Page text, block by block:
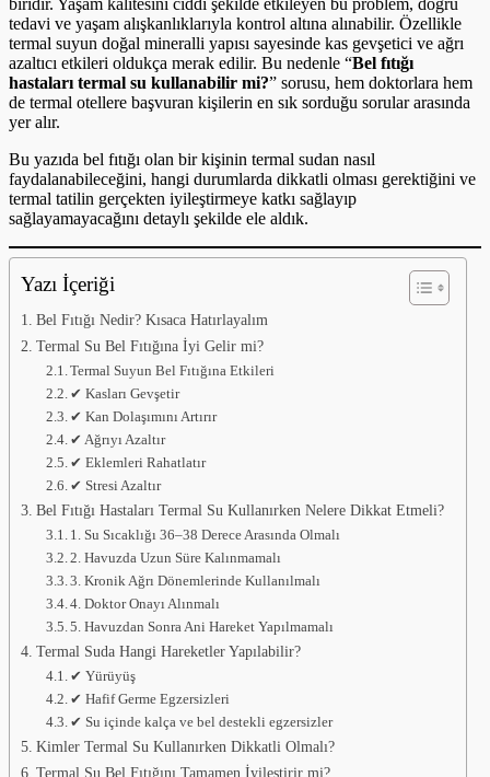
biridir. Yaşam kalitesini ciddi şekilde etkileyen bu problem, doğru
tedavi ve yaşam alışkanlıklarıyla kontrol altına alınabilir. Özellikle
termal suyun doğal mineralli yapısı sayesinde kas gevşetici ve ağrı
azaltıcı etkileri oldukça merak edilir. Bu nedenle “Bel fıtığı
hastaları termal su kullanabilir mi?” sorusu, hem doktorlara hem
de termal otellere başvuran kişilerin en sık sorduğu sorular arasında
yer alır.
Bu yazıda bel fıtığı olan bir kişinin termal sudan nasıl
faydalanabileceğini, hangi durumlarda dikkatli olması gerektiğini ve
termal tatilin gerçekten iyileştirmeye katkı sağlayıp
sağlayamayacağını detaylı şekilde ele aldık.
Yazı İçeriği
Bel Fıtığı Nedir? Kısaca Hatırlayalım
Termal Su Bel Fıtığına İyi Gelir mi?
Termal Suyun Bel Fıtığına Etkileri
✔ Kasları Gevşetir
✔ Kan Dolaşımını Artırır
✔ Ağrıyı Azaltır
✔ Eklemleri Rahatlatır
✔ Stresi Azaltır
Bel Fıtığı Hastaları Termal Su Kullanırken Nelere Dikkat Etmeli?
1. Su Sıcaklığı 36–38 Derece Arasında Olmalı
2. Havuzda Uzun Süre Kalınmamalı
3. Kronik Ağrı Dönemlerinde Kullanılmalı
4. Doktor Onayı Alınmalı
5. Havuzdan Sonra Ani Hareket Yapılmamalı
Termal Suda Hangi Hareketler Yapılabilir?
✔ Yürüyüş
✔ Hafif Germe Egzersizleri
✔ Su içinde kalça ve bel destekli egzersizler
Kimler Termal Su Kullanırken Dikkatli Olmalı?
Termal Su Bel Fıtığını Tamamen İyileştirir mi?